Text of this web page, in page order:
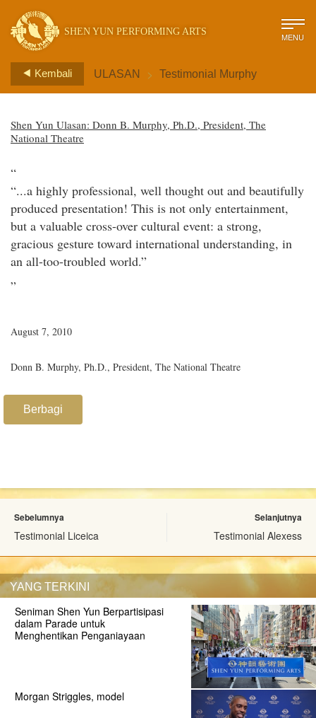
SHEN YUN PERFORMING ARTS MENU
Kembali ULASAN > Testimonial Murphy
Shen Yun Ulasan: Donn B. Murphy, Ph.D., President, The
National Theatre
“
“...a highly professional, well thought out and beautifully
produced presentation! This is not only entertainment,
but a valuable cross-over cultural event: a strong,
gracious gesture toward international understanding, in
an all-too-troubled world.”
”
August 7, 2010
Donn B. Murphy, Ph.D., President, The National Theatre
Berbagi
Sebelumnya
Testimonial Liceica
Selanjutnya
Testimonial Alexess
YANG TERKINI
Seniman Shen Yun Berpartisipasi
dalam Parade untuk
Menghentikan Penganiayaan
Morgan Striggles, model